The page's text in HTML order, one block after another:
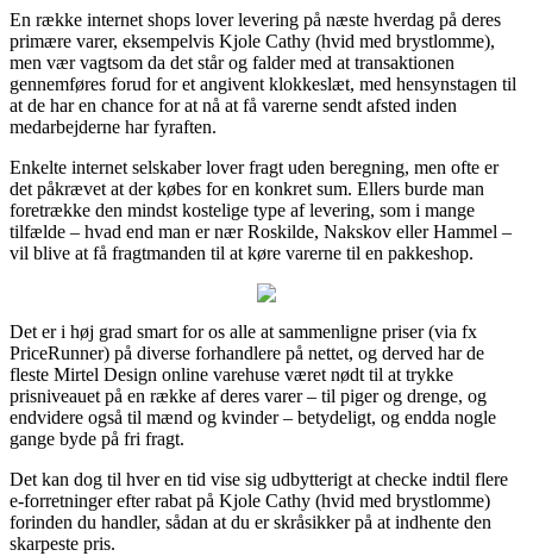
En række internet shops lover levering på næste hverdag på deres
primære varer, eksempelvis Kjole Cathy (hvid med brystlomme),
men vær vagtsom da det står og falder med at transaktionen
gennemføres forud for et angivent klokkeslæt, med hensynstagen til
at de har en chance for at nå at få varerne sendt afsted inden
medarbejderne har fyraften.
Enkelte internet selskaber lover fragt uden beregning, men ofte er
det påkrævet at der købes for en konkret sum. Ellers burde man
foretrække den mindst kostelige type af levering, som i mange
tilfælde – hvad end man er nær Roskilde, Nakskov eller Hammel –
vil blive at få fragtmanden til at køre varerne til en pakkeshop.
Det er i høj grad smart for os alle at sammenligne priser (via fx
PriceRunner) på diverse forhandlere på nettet, og derved har de
fleste Mirtel Design online varehuse været nødt til at trykke
prisniveauet på en række af deres varer – til piger og drenge, og
endvidere også til mænd og kvinder – betydeligt, og endda nogle
gange byde på fri fragt.
Det kan dog til hver en tid vise sig udbytterigt at checke indtil flere
e-forretninger efter rabat på Kjole Cathy (hvid med brystlomme)
forinden du handler, sådan at du er skråsikker på at indhente den
skarpeste pris.